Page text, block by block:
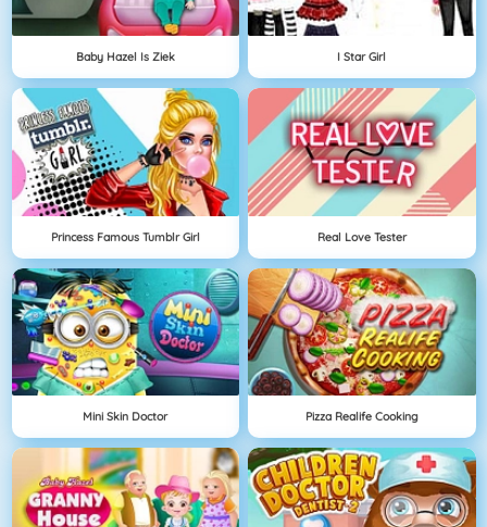
Baby Hazel Is Ziek I Star Girl
Princess Famous Tumblr Girl Real Love Tester
Mini Skin Doctor Pizza Realife Cooking